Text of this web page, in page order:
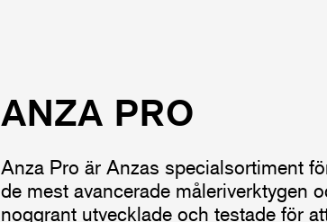
ANZA PRO
Anza Pro är Anzas specialsortiment
de mest avancerade måleriverktygen
noggrant utvecklade och testade för